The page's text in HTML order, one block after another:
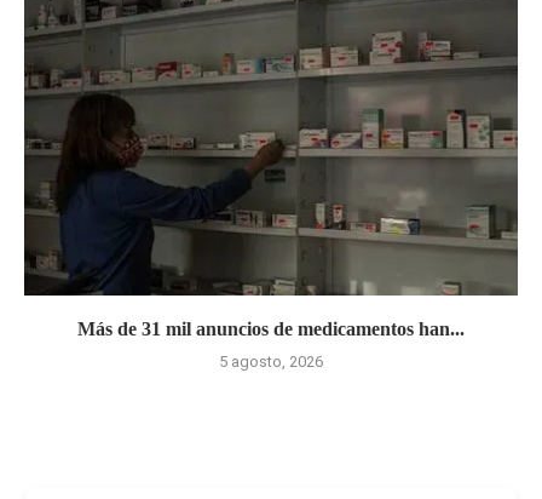
Más de 31 mil anuncios de medicamentos han...
5 agosto, 2026